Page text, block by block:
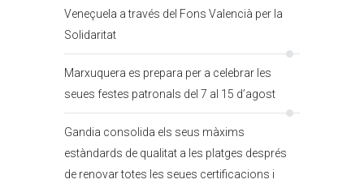
Veneçuela a través del Fons Valencià per la
Solidaritat
Marxuquera es prepara per a celebrar les
seues festes patronals del 7 al 15 d’agost
Gandia consolida els seus màxims
estàndards de qualitat a les platges després
de renovar totes les seues certificacions i